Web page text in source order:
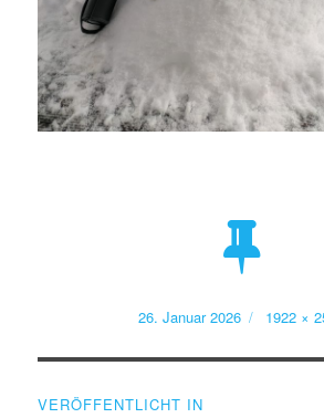
Veröffentlicht
26. Januar 2026
Volle
1922 ×
VERÖFFENTLICHT IN